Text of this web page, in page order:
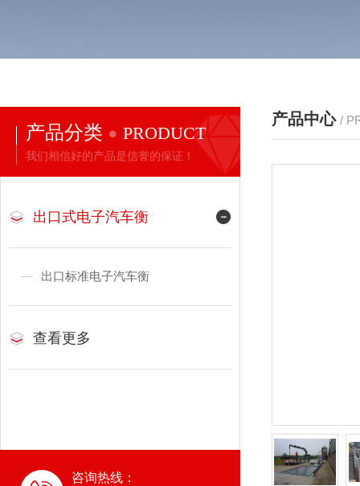
产品分类 PRODUCT
我们相信好的产品是信誉的保证！
出口式电子汽车衡
出口标准电子汽车衡
查看更多
咨询热线：
产品中心 /